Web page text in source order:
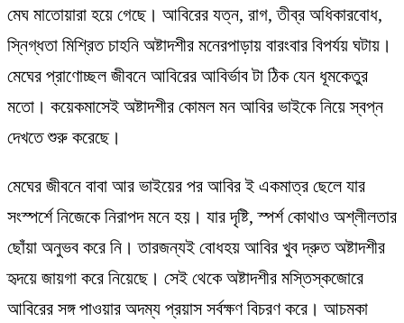
মেঘ মাতোয়ারা হয়ে গেছে। আবিরের যত্ন, রাগ, তীব্র অধিকারবোধ,
স্নিগ্ধতা মিশ্রিত চাহনি অষ্টাদশীর মনেরপাড়ায় বারংবার বিপর্যয় ঘটায়।
মেঘের প্রাণোচ্ছল জীবনে আবিরের আবির্ভাব টা ঠিক যেন ধূমকেতুর
মতো। কয়েকমাসেই অষ্টাদশীর কোমল মন আবির ভাইকে নিয়ে স্বপ্ন
দেখতে শুরু করেছে।
মেঘের জীবনে বাবা আর ভাইয়ের পর আবির ই একমাত্র ছেলে যার
সংস্পর্শে নিজেকে নিরাপদ মনে হয়। যার দৃষ্টি, স্পর্শ কোথাও অশ্লীলতার
ছোঁয়া অনুভব করে নি। তারজন্যই বোধহয় আবির খুব দ্রুত অষ্টাদশীর
হৃদয়ে জায়গা করে নিয়েছে। সেই থেকে অষ্টাদশীর মস্তিস্কজোরে
আবিরের সঙ্গ পাওয়ার অদম্য প্রয়াস সর্বক্ষণ বিচরণ করে। আচমকা